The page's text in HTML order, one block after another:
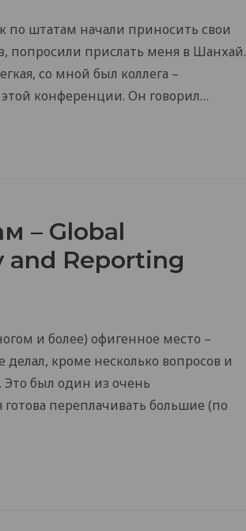
по штатам начали приносить свои
попросили прислать меня в Шанхай.
со мной был коллега –
конференции. Он говорил…
– Global
and Reporting
и более) офигенное место –
кроме несколько вопросов и
был один из очень
переплачивать большие (по